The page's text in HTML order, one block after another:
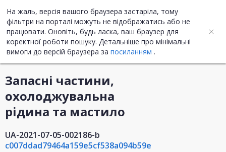
На жаль, версія вашого браузера застаріла, тому
фільтри на порталі можуть не відображатись або не
працювати. Оновіть, будь ласка, ваш браузер для
коректної роботи пошуку. Детальніше про мінімальні
вимоги до версій браузера за посиланням .
UA ENG
Інформація про закупівлю
Запасні частини,
охолоджувальна
рідина та мастило
UA-2021-07-05-002186-b
c007ddad79464a159e5cf538a094b59e